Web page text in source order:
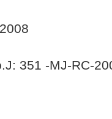
351 -MJ-RC-